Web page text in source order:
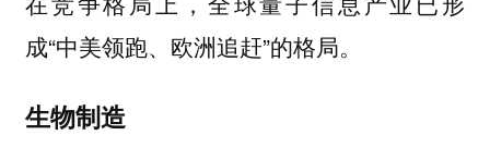
成“中美领跑、欧洲追赶”的格局。
生物制造